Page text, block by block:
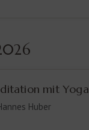
mit Yoga
Huber